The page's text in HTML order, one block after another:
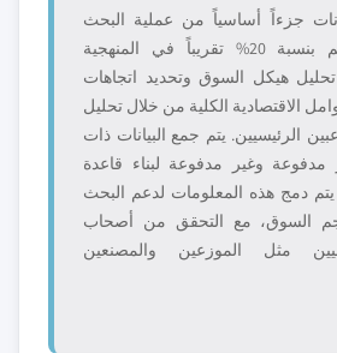
جزءاً أساسياً من عملية البحث
لدينا، حيث يساهم بنسبة 20% تقريباً في المنهجية
تحليل هيكل السوق وتحديد اتجاهات
الاقتصادية الكلية من خلال تحليل
الرئيسيين. يتم جمع البيانات ذات
وغير مدفوعة لبناء قاعدة
يتم دمج هذه المعلومات لدعم البحث
السوق، مع التحقق من أصحاب
مثل الموزعين والمصنعين